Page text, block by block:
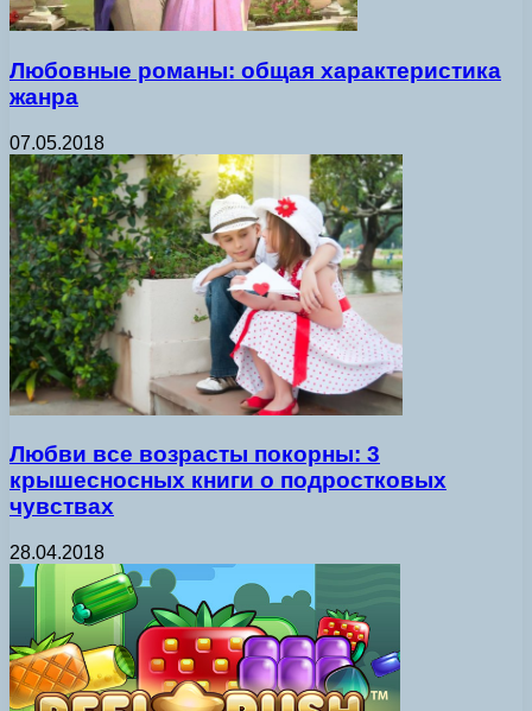
Любовные романы: общая характеристика
жанра
07.05.2018
Любви все возрасты покорны: 3
крышесносных книги о подростковых
чувствах
28.04.2018